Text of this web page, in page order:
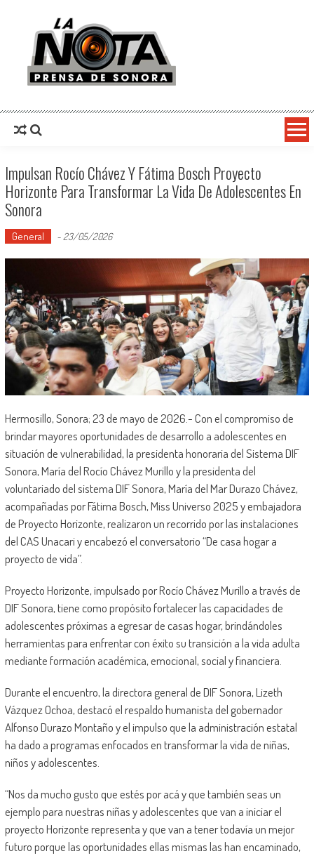
La Nota Prensa De Sonora
Impulsan Rocío Chávez Y Fátima Bosch Proyecto
Horizonte Para Transformar La Vida De Adolescentes En
Sonora
General - 23/05/2026
Hermosillo, Sonora; 23 de mayo de 2026.- Con el compromiso de
brindar mayores oportunidades de desarrollo a adolescentes en
situación de vulnerabilidad, la presidenta honoraria del Sistema DIF
Sonora, María del Rocío Chávez Murillo y la presidenta del
voluntariado del sistema DIF Sonora, María del Mar Durazo Chávez,
acompañadas por Fátima Bosch, Miss Universo 2025 y embajadora
de Proyecto Horizonte, realizaron un recorrido por las instalaciones
del CAS Unacari y encabezó el conversatorio “De casa hogar a
proyecto de vida”.
Proyecto Horizonte, impulsado por Rocío Chávez Murillo a través de
DIF Sonora, tiene como propósito fortalecer las capacidades de
adolescentes próximas a egresar de casas hogar, brindándoles
herramientas para enfrentar con éxito su transición a la vida adulta
mediante formación académica, emocional, social y financiera.
Durante el encuentro, la directora general de DIF Sonora, Lizeth
Vázquez Ochoa, destacó el respaldo humanista del gobernador
Alfonso Durazo Montaño y el impulso que la administración estatal
ha dado a programas enfocados en transformar la vida de niñas,
niños y adolescentes.
“Nos da mucho gusto que estés por acá y que también seas un
ejemplo para nuestras niñas y adolescentes que van a iniciar el
proyecto Horizonte representa y que van a tener todavía un mejor
futuro porque las oportunidades ellas mismas las han encaminado,